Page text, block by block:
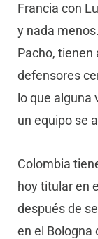
Francia con
y nada
Pacho, tienen
defensores
lo que alguna
un equipo se
Colombia
hoy titular en
después de
en el Bologna